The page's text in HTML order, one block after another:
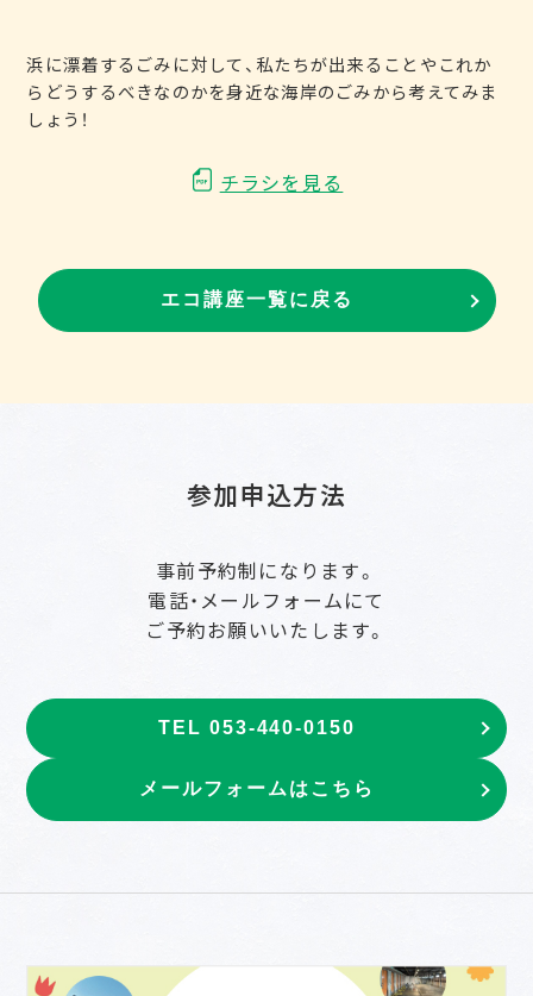
浜に漂着するごみに対して、私たちが出来ることやこれか
らどうするべきなのかを身近な海岸のごみから考えてみま
しょう！
チラシを見る
エコ講座一覧に戻る
参加申込方法
事前予約制になります。
電話・メールフォームにて
ご予約お願いいたします。
TEL 053-440-0150
メールフォームはこちら